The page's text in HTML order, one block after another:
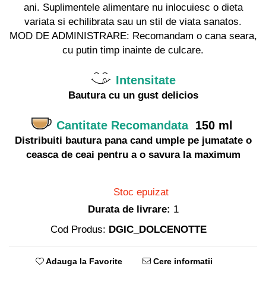
ani. Suplimentele alimentare nu inlocuiesc o dieta
variata si echilibrata sau un stil de viata sanatos.
MOD DE ADMINISTRARE: Recomandam o cana seara,
cu putin timp inainte de culcare.
Intensitate
Bautura cu un gust delicios
Cantitate Recomandata 150 ml
Distribuiti bautura pana cand umple pe jumatate o
ceasca de ceai pentru a o savura la maximum
Stoc epuizat
Durata de livrare: 1
Cod Produs: DGIC_DOLCENOTTE
Adauga la Favorite Cere informatii